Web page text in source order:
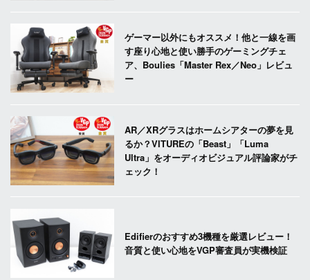
ゲーマー以外にもオススメ！他と一線を画
す座り心地と使い勝手のゲーミングチェ
ア、Boulies「Master Rex／Neo」レビュ
ー
AR／XRグラスはホームシアターの夢を見
るか？VITUREの「Beast」「Luma
Ultra」をオーディオビジュアル評論家がチ
ェック！
Edifierのおすすめ3機種を厳選レビュー！
音質と使い心地をVGP審査員が実機検証